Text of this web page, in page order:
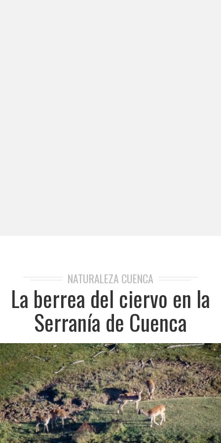
NATURALEZA CUENCA
La berrea del ciervo en la
Serranía de Cuenca